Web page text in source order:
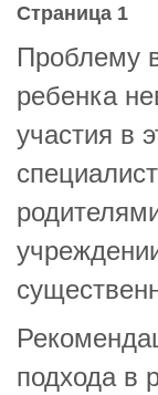
Страница 1
Проблему
ребенка
участия в
подхода в